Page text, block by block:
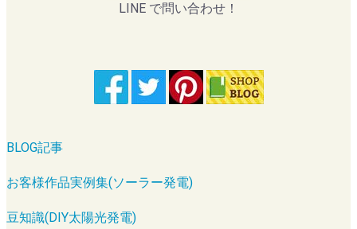
LINE で問い合わせ！
BLOG記事
お客様作品実例集(ソーラー発電)
豆知識(DIY太陽光発電)